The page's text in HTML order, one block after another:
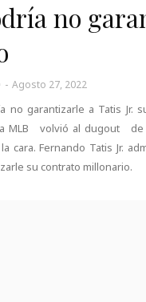
no
- Agosto 27, 2022
no garantizarle a Tatis
MLB volvió al dugout de
cara. Fernando Tatis Jr.
su contrato millonario.